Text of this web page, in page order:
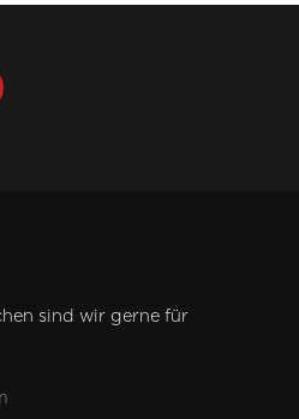
sind wir gerne für